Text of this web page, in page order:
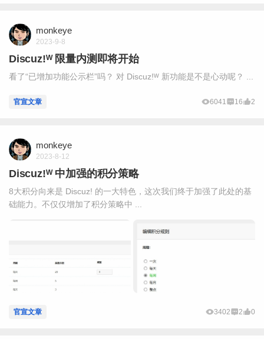
monkeye
2023-9-8
Discuz!ᵂ 限量内测即将开始
看了“已增加功能公示栏”吗？ 对 Discuz!ᵂ 新功能是不是心动呢？ ...
官宣文章 6041 16 2
monkeye
2023-8-12
Discuz!ᵂ 中加强的积分策略
8大积分向来是 Discuz! 的一大特色，这次我们终于加强了此处的基
础能力。不仅仅增加了积分策略中 ...
官宣文章 3402 2 0